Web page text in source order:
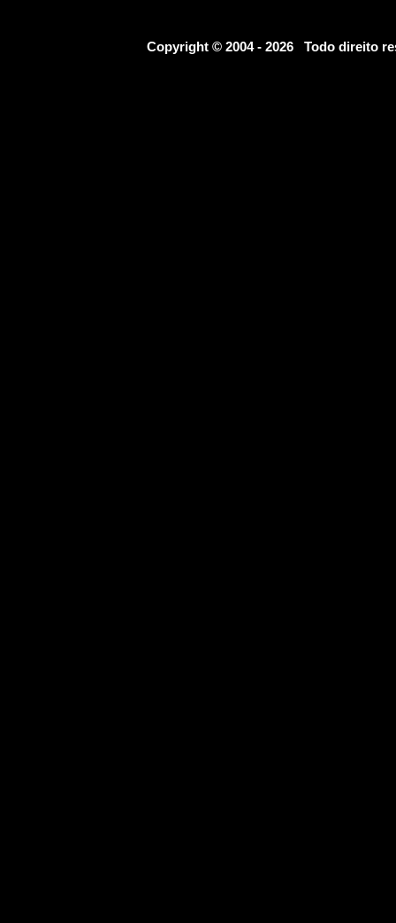
Copyright © 2004 - 2026 Todo direito